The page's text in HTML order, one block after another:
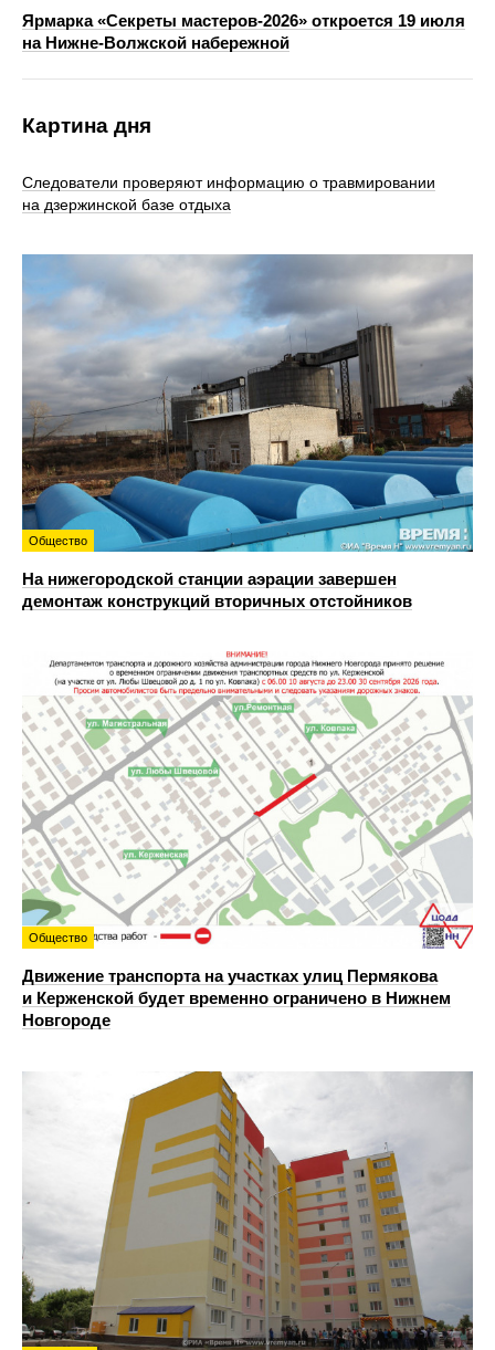
Ярмарка «Секреты мастеров‑2026» откроется 19 июля
на Нижне‑Волжской набережной
Картина дня
Следователи проверяют информацию о травмировании
на дзержинской базе отдыха
Общество
На нижегородской станции аэрации завершен
демонтаж конструкций вторичных отстойников
Общество
Движение транспорта на участках улиц Пермякова
и Керженской будет временно ограничено в Нижнем
Новгороде